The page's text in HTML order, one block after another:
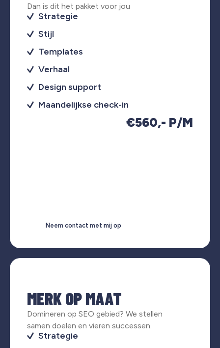
Dan is dit het pakket voor jou
Strategie
Stijl
Templates
Verhaal
Design support
Maandelijkse check-in
€560,- P/M
Neem contact met mij op
MERK OP MAAT
Domineren op SEO gebied? We stellen
samen doelen en vieren successen.
Strategie